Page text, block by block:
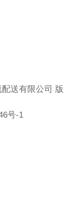
送有限公司 版
号-1